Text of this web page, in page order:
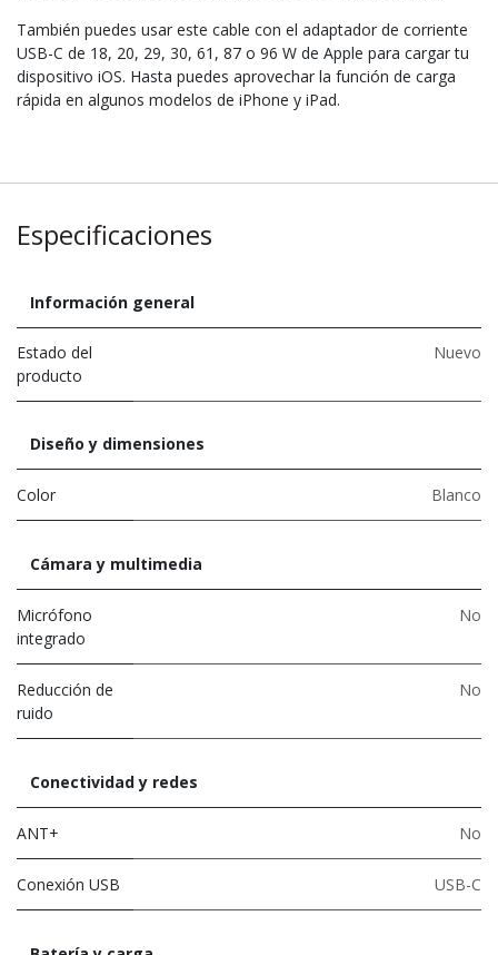
También puedes usar este cable con el adaptador de corriente
USB-C de 18, 20, 29, 30, 61, 87 o 96 W de Apple para cargar tu
dispositivo iOS. Hasta puedes aprovechar la función de carga
rápida en algunos modelos de iPhone y iPad.
Especificaciones
Información general
Estado del
producto
Nuevo
Diseño y dimensiones
Color Blanco
Cámara y multimedia
Micrófono
integrado
No
Reducción de
ruido
No
Conectividad y redes
ANT+ No
Conexión USB USB-C